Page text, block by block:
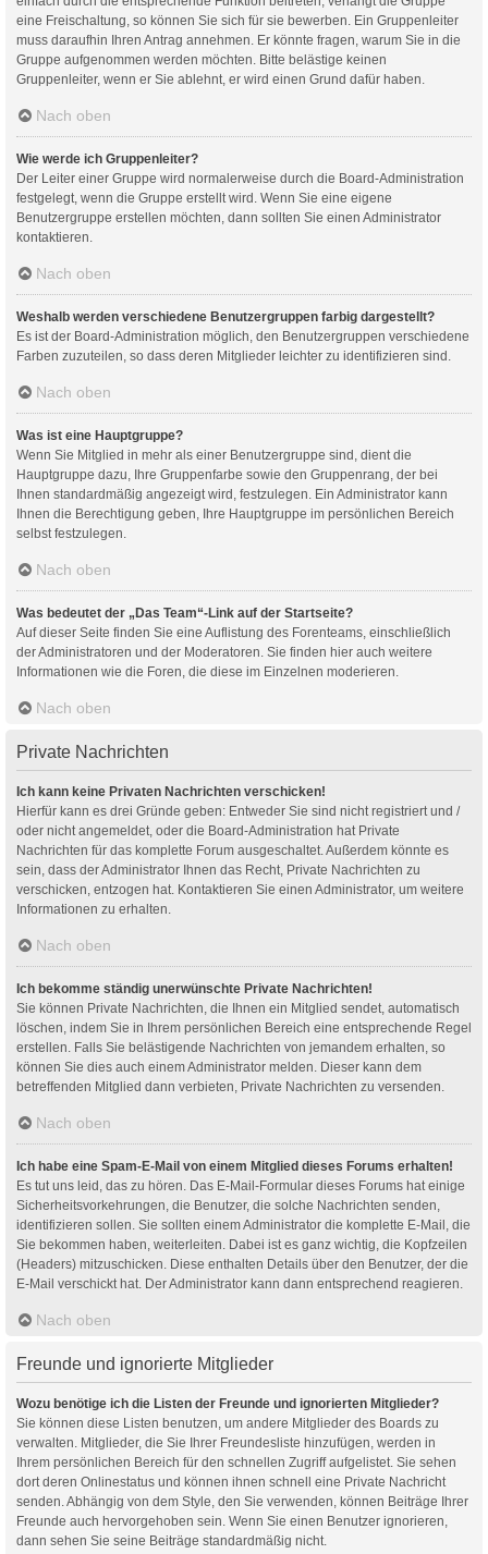
eine Freischaltung, so können Sie sich für sie bewerben. Ein Gruppenleiter
muss daraufhin Ihren Antrag annehmen. Er könnte fragen, warum Sie in die
Gruppe aufgenommen werden möchten. Bitte belästige keinen
Gruppenleiter, wenn er Sie ablehnt, er wird einen Grund dafür haben.
Nach oben
Wie werde ich Gruppenleiter?
Der Leiter einer Gruppe wird normalerweise durch die Board-Administration
festgelegt, wenn die Gruppe erstellt wird. Wenn Sie eine eigene
Benutzergruppe erstellen möchten, dann sollten Sie einen Administrator
kontaktieren.
Nach oben
Weshalb werden verschiedene Benutzergruppen farbig dargestellt?
Es ist der Board-Administration möglich, den Benutzergruppen verschiedene
Farben zuzuteilen, so dass deren Mitglieder leichter zu identifizieren sind.
Nach oben
Was ist eine Hauptgruppe?
Wenn Sie Mitglied in mehr als einer Benutzergruppe sind, dient die
Hauptgruppe dazu, Ihre Gruppenfarbe sowie den Gruppenrang, der bei
Ihnen standardmäßig angezeigt wird, festzulegen. Ein Administrator kann
Ihnen die Berechtigung geben, Ihre Hauptgruppe im persönlichen Bereich
selbst festzulegen.
Nach oben
Was bedeutet der „Das Team“-Link auf der Startseite?
Auf dieser Seite finden Sie eine Auflistung des Forenteams, einschließlich
der Administratoren und der Moderatoren. Sie finden hier auch weitere
Informationen wie die Foren, die diese im Einzelnen moderieren.
Nach oben
Private Nachrichten
Ich kann keine Privaten Nachrichten verschicken!
Hierfür kann es drei Gründe geben: Entweder Sie sind nicht registriert und /
oder nicht angemeldet, oder die Board-Administration hat Private
Nachrichten für das komplette Forum ausgeschaltet. Außerdem könnte es
sein, dass der Administrator Ihnen das Recht, Private Nachrichten zu
verschicken, entzogen hat. Kontaktieren Sie einen Administrator, um weitere
Informationen zu erhalten.
Nach oben
Ich bekomme ständig unerwünschte Private Nachrichten!
Sie können Private Nachrichten, die Ihnen ein Mitglied sendet, automatisch
löschen, indem Sie in Ihrem persönlichen Bereich eine entsprechende Regel
erstellen. Falls Sie belästigende Nachrichten von jemandem erhalten, so
können Sie dies auch einem Administrator melden. Dieser kann dem
betreffenden Mitglied dann verbieten, Private Nachrichten zu versenden.
Nach oben
Ich habe eine Spam-E-Mail von einem Mitglied dieses Forums erhalten!
Es tut uns leid, das zu hören. Das E-Mail-Formular dieses Forums hat einige
Sicherheitsvorkehrungen, die Benutzer, die solche Nachrichten senden,
identifizieren sollen. Sie sollten einem Administrator die komplette E-Mail, die
Sie bekommen haben, weiterleiten. Dabei ist es ganz wichtig, die Kopfzeilen
(Headers) mitzuschicken. Diese enthalten Details über den Benutzer, der die
E-Mail verschickt hat. Der Administrator kann dann entsprechend reagieren.
Nach oben
Freunde und ignorierte Mitglieder
Wozu benötige ich die Listen der Freunde und ignorierten Mitglieder?
Sie können diese Listen benutzen, um andere Mitglieder des Boards zu
verwalten. Mitglieder, die Sie Ihrer Freundesliste hinzufügen, werden in
Ihrem persönlichen Bereich für den schnellen Zugriff aufgelistet. Sie sehen
dort deren Onlinestatus und können ihnen schnell eine Private Nachricht
senden. Abhängig von dem Style, den Sie verwenden, können Beiträge Ihrer
Freunde auch hervorgehoben sein. Wenn Sie einen Benutzer ignorieren,
dann sehen Sie seine Beiträge standardmäßig nicht.